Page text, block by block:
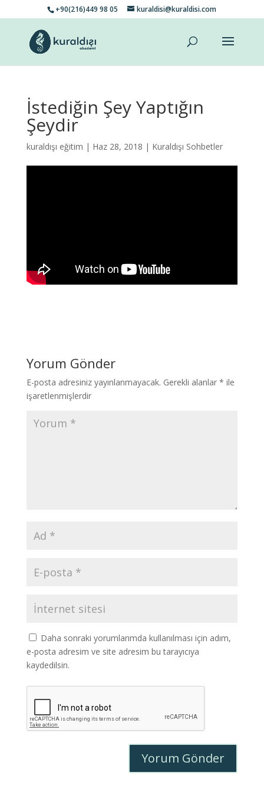
+90(216)449 98 05 kuraldisi@kuraldisi.com
İstediğin Şey Yaptığın
Şeydir
kuraldışı eğitim | Haz 28, 2018 | Kuraldışı Sohbetler
Yorum Gönder
E-posta adresiniz yayınlanmayacak. Gerekli alanlar * ile
işaretlenmişlerdir
Daha sonraki yorumlarımda kullanılması için adım,
e-posta adresim ve site adresim bu tarayıcıya
kaydedilsin.